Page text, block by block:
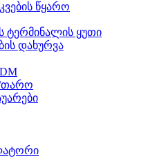
წყარო
ტერმინალის ყუთი
დახურვა
თარო